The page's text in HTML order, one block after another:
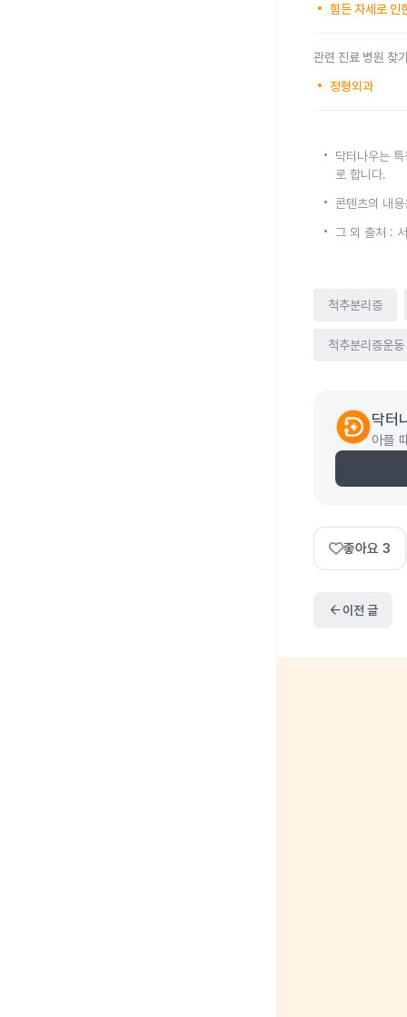
힘든 자세로 인
관련 진료 병원 찾
정형외과
닥터나우는
로 합니다.
콘텐츠의 내
그 외 출처 :
척추분리증
척추분리증운동
닥터
아플
좋아요 3
arrow_back이전 글